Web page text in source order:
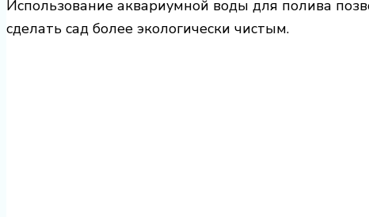
Использование аквариумной воды для полива
сделать сад более экологически чистым.